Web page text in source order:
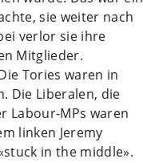
sie weiter nach
verlor sie ihre
Mitglieder.
Tories waren in
Die Liberalen, die
Labour-MPs waren
linken Jeremy
in the middle».